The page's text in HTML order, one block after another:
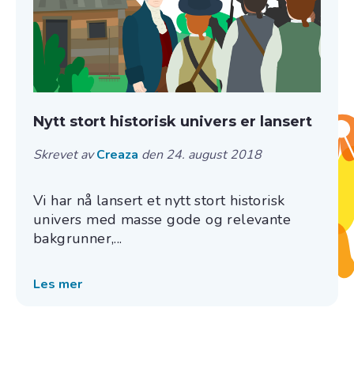
Nytt stort historisk univers er lansert
Skrevet avCreaza den 24. august 2018
Vi har nå lansert et nytt stort historisk
univers med masse gode og relevante
bakgrunner,...
Les mer